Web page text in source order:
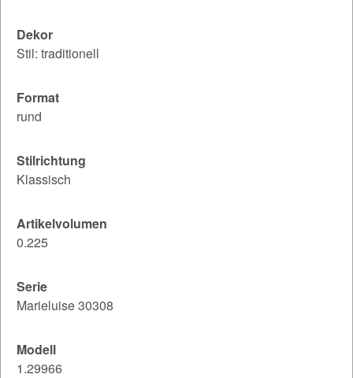
Dekor
Stil: traditionell
Format
rund
Stilrichtung
Klassisch
Artikelvolumen
0.225
Serie
Marieluise 30308
Modell
1.29966